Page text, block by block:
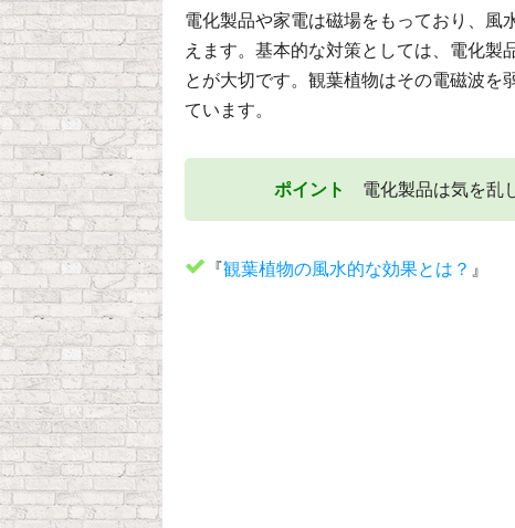
電化製品や家電は磁場をもっており、風
えます。基本的な対策としては、電化製
とが大切です。観葉植物はその電磁波を
ています。
ポイント 電化製品は気を乱
『観葉植物の風水的な効果とは？ 』